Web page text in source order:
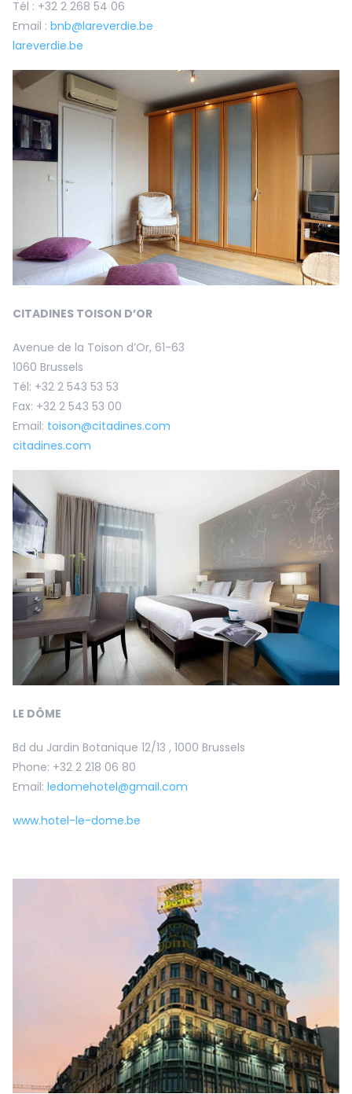
Tél : +32 2 268 54 06
Email : bnb@lareverdie.be
lareverdie.be
CITADINES TOISON D’OR
Avenue de la Toison d’Or, 61-63
1060 Brussels
Tél: +32 2 543 53 53
Fax: +32 2 543 53 00
Email: toison@citadines.com
citadines.com
LE DÔME
Bd du Jardin Botanique 12/13 , 1000 Brussels
Phone: +32 2 218 06 80
Email: ledomehotel@gmail.com
www.hotel-le-dome.be